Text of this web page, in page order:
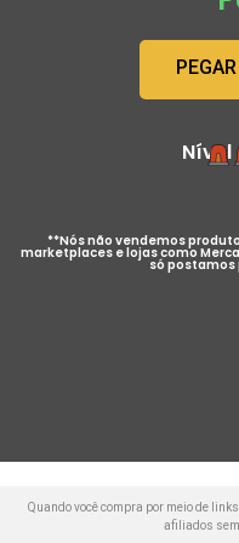
Nível
**Nós não vendemos
marketplaces e lojas como
só postamos
Quando você compra por meio de
afiliados sem